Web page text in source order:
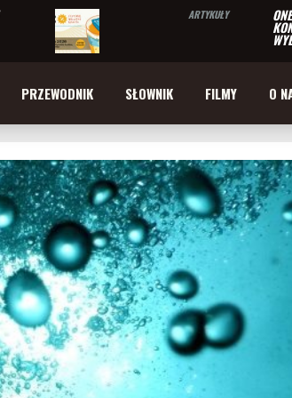
ARTYKUŁY
PRZEWODNIK SŁOWNIK FILMY O